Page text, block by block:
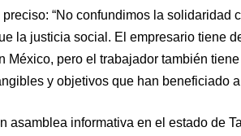
preciso: “No confundimos la solidaridad
la justicia social. El empresario tiene
México, pero el trabajador también
y objetivos que han beneficiado a
asamblea informativa en el estado de